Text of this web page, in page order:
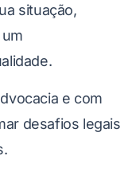
situação,
e com
desafios legais